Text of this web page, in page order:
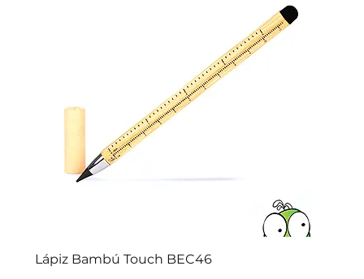
Lápiz Bambú Touch BEC46